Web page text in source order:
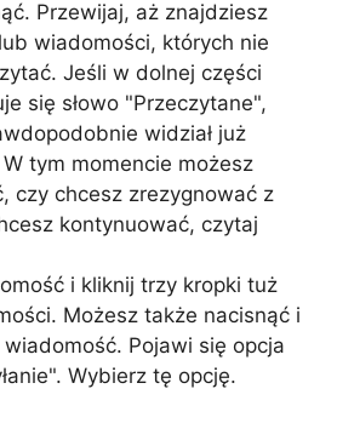
Przewijaj, aż znajdziesz
wiadomości, których nie
Jeśli w dolnej części
się słowo "Przeczytane",
widział już
tym momencie możesz
czy chcesz zrezygnować z
kontynuować, czytaj
i kliknij trzy kropki tuż
Możesz także nacisnąć i
Pojawi się opcja
Wybierz tę opcję.